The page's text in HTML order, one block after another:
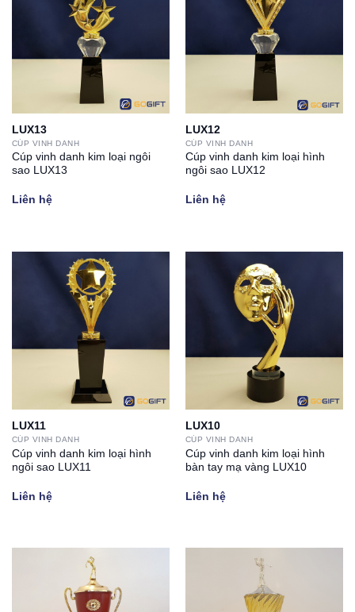
LUX13
CÚP VINH DANH
Cúp vinh danh kim loại ngôi
sao LUX13
Liên hệ
LUX12
CÚP VINH DANH
Cúp vinh danh kim loại hình
ngôi sao LUX12
Liên hệ
LUX11
CÚP VINH DANH
Cúp vinh danh kim loại hình
ngôi sao LUX11
Liên hệ
LUX10
CÚP VINH DANH
Cúp vinh danh kim loại hình
bàn tay mạ vàng LUX10
Liên hệ